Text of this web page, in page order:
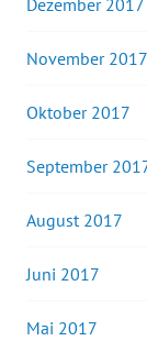
Dezember 2017
November 2017
Oktober 2017
September
August 2017
Juni 2017
Mai 2017